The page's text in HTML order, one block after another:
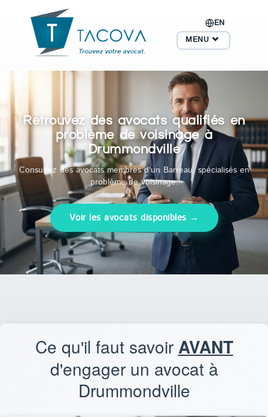
EN
MENU
Retrouvez des avocats qualifiés en
problème de voisinage à
Drummondville
Consultez des avocats membres d'un Barreau, spécialisés en
problème de voisinage.
Voir les avocats disponibles →
Ce qu'il faut savoir AVANT
d'engager un avocat à
Drummondville